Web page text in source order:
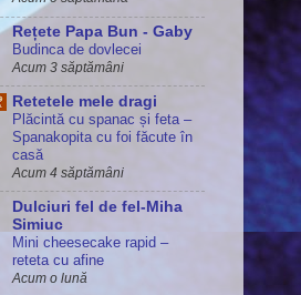
Rețete Papa Bun - Gaby
Budinca de dovlecei
Acum 3 săptămâni
Retetele mele dragi
Plăcintă cu spanac și feta –
Spanakopita cu foi făcute în
casă
Acum 4 săptămâni
Dulciuri fel de fel-Miha
Simiuc
Mini cheesecake rapid –
reteta cu afine
Acum o lună